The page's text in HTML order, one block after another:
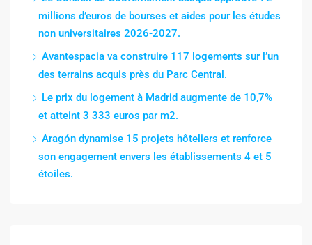
millions d’euros de bourses et aides pour les études
non universitaires 2026-2027.
Avantespacia va construire 117 logements sur l’un
des terrains acquis près du Parc Central.
Le prix du logement à Madrid augmente de 10,7%
et atteint 3 333 euros par m2.
Aragón dynamise 15 projets hôteliers et renforce
son engagement envers les établissements 4 et 5
étoiles.